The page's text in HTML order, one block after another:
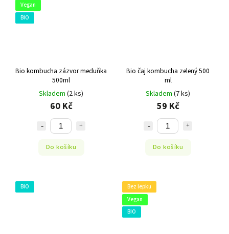
Vegan
BIO
Bio kombucha zázvor meduňka
500ml
Skladem (2 ks)
60 Kč
Do košíku
Bio čaj kombucha zelený 500
ml
Skladem (7 ks)
59 Kč
Do košíku
BIO
Bez lepku
Vegan
BIO